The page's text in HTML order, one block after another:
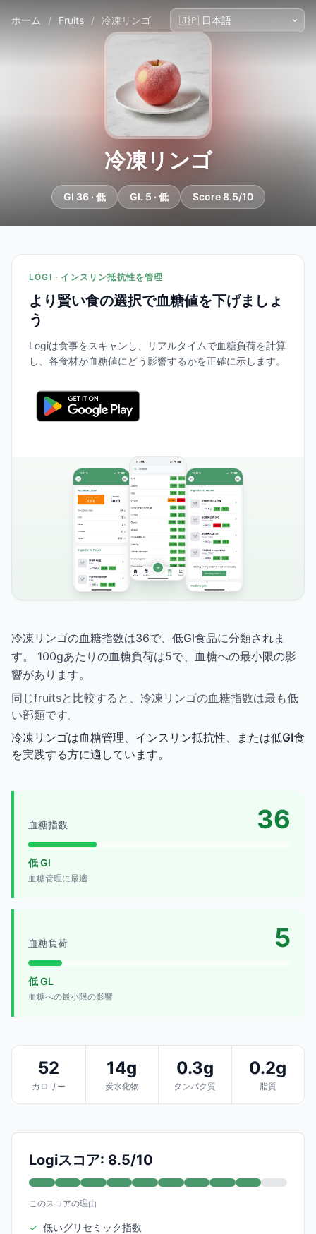
ホーム / Fruits / 冷凍リンゴ
冷凍リンゴ
GI 36 · 低 GL 5 · 低 Score 8.5/10
LOGI · インスリン抵抗性を管理
より賢い食の選択で血糖値を下げましょ
う
Logiは食事をスキャンし、リアルタイムで血糖負荷を計算
し、各食材が血糖値にどう影響するかを正確に示します。
冷凍リンゴの血糖指数は36で、低GI食品に分類されま
す。 100gあたりの血糖負荷は5で、血糖への最小限の影
響があります。
同じfruitsと比較すると、冷凍リンゴの血糖指数は最も低
い部類です。
冷凍リンゴは血糖管理、インスリン抵抗性、または低GI食
を実践する方に適しています。
血糖指数 36
低 GI
血糖管理に最適
血糖負荷 5
低 GL
血糖への最小限の影響
52
カロリー
14g
炭水化物
0.3g
タンパク質
0.2g
脂質
Logiスコア: 8.5/10
このスコアの理由
✓ 低いグリセミック指数